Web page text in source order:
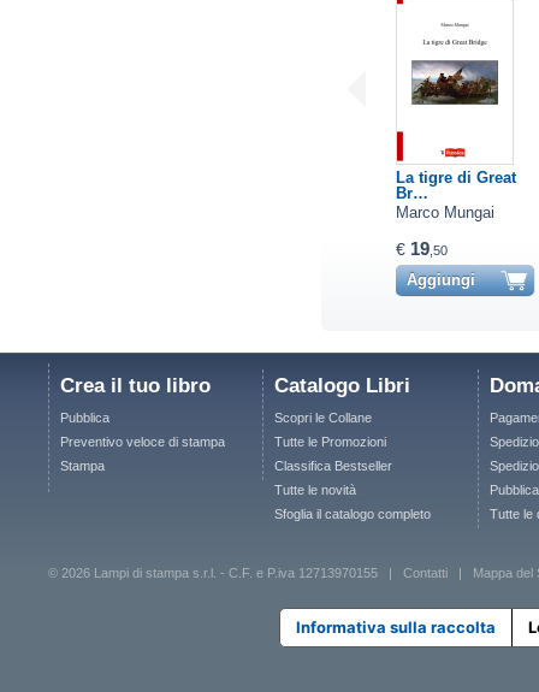
La tigre di Great
Br…
Marco Mungai
€ 19,50
Aggiungi
Crea il tuo libro
Pubblica
Preventivo veloce di stampa
Stampa
Catalogo Libri
Scopri le Collane
Tutte le Promozioni
Classifica Bestseller
Tutte le novità
Sfoglia il catalogo completo
Tutte le
© 2026 Lampi di stampa s.r.l. - C.F. e P.iva 12713970155 | Contatti Mappa del
Informativa sulla raccolta